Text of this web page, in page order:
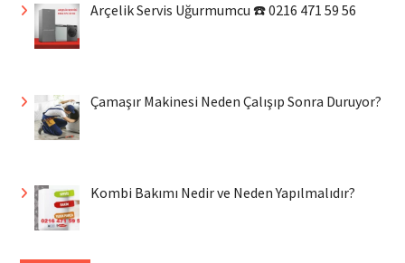
Arçelik Servis Uğurmumcu ☎️ 0216 471 59 56
Çamaşır Makinesi Neden Çalışıp Sonra Duruyor?
Kombi Bakımı Nedir ve Neden Yapılmalıdır?